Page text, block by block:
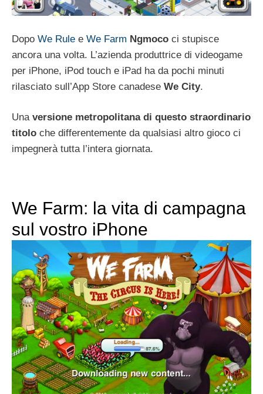
Dopo We Rule e We Farm Ngmoco ci stupisce
ancora una volta. L’azienda produttrice di videogame
per iPhone, iPod touch e iPad ha da pochi minuti
rilasciato sull’App Store canadese We City.
Una versione metropolitana di questo straordinario
titolo che differentemente da qualsiasi altro gioco ci
impegnerà tutta l’intera giornata.
We Farm: la vita di campagna
sul vostro iPhone